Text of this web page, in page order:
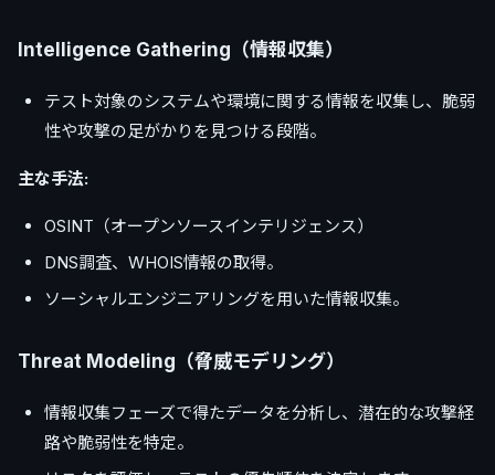
Intelligence Gathering（情報収集）
テスト対象のシステムや環境に関する情報を収集し、脆弱
性や攻撃の足がかりを見つける段階。
主な手法:
OSINT（オープンソースインテリジェンス）
DNS調査、WHOIS情報の取得。
ソーシャルエンジニアリングを用いた情報収集。
Threat Modeling（脅威モデリング）
情報収集フェーズで得たデータを分析し、潜在的な攻撃経
路や脆弱性を特定。